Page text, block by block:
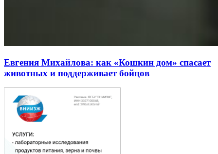
Евгения Михайлова: как «Кошкин дом» спасает
животных и поддерживает бойцов